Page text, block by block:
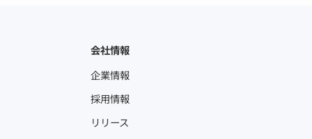
会社情報
企業情報
採用情報
リリース